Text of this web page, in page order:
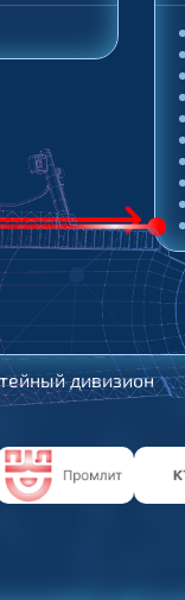
дивизион